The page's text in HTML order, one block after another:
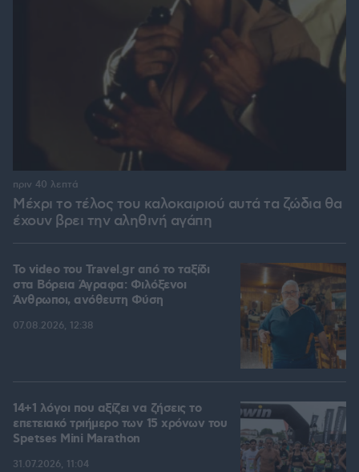
Μέχρι το τέλος του καλοκαιριού αυτά τα ζώδια θα
έχουν βρει την αληθινή αγάπη
πριν 40 λεπτά
To video του Travel.gr από το ταξίδι
στα Βόρεια Άγραφα: Φιλόξενοι
Άνθρωποι, ανόθευτη Φύση
07.08.2026, 12:38
14+1 λόγοι που αξίζει να ζήσεις το
επετειακό τριήμερο των 15 χρόνων του
Spetses Mini Marathon
31.07.2026, 11:04